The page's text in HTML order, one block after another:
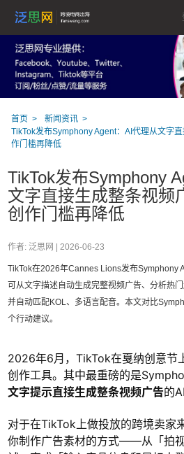
首页
新闻资讯
TikTok发布Symphony Agent：AI代理从文字
作门槛再降低
TikTok发布Symphony
文字直接生成整条视频
创作门槛再降低
作者: 泛思网 | 2026-06-23
TikTok在2026年Cannes Lions发布Symphony
可从文字描述自动生成完整视频广告、分析热
并自动匹配KOL、多语言配音。本文对比
个行动建议。
2026年6月，TikTok在戛纳创意节
创作工具。其中最重磅的是
文字提示直接生成整条视频广告的
对于在TikTok上做投放的跨境卖家
你制作广告素材的方式——从「拍